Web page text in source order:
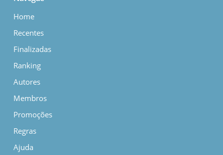
Home
Recentes
Finalizadas
Ranking
Autores
Membros
Promoções
Regras
Ajuda